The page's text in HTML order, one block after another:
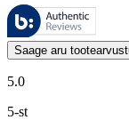
Neid arvustusi
Kliendi arvamused
Saage aru
5.0
5-st